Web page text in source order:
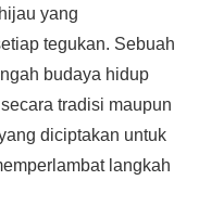
kyang
tegukan. Sebuah
budaya hidup
tradisi maupun
diciptakan untuk
langkah